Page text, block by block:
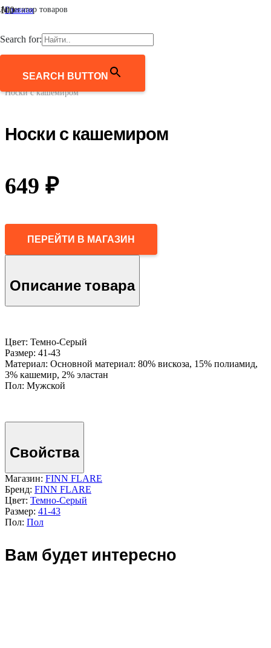
Агрегатор товаров
Search for:
SEARCH BUTTON
Главная
/
Носки
Носки с кашемиром
Носки с кашемиром
649 ₽
ПЕРЕЙТИ В МАГАЗИН
Описание товара
Цвет: Темно-Серый
Размер: 41-43
Материал: Основной материал: 80% вискоза, 15% полиамид,
3% кашемир, 2% эластан
Пол: Мужской
Свойства
Магазин: FINN FLARE
Бренд: FINN FLARE
Цвет: Темно-Серый
Размер: 41-43
Пол: Пол
Вам будет интересно